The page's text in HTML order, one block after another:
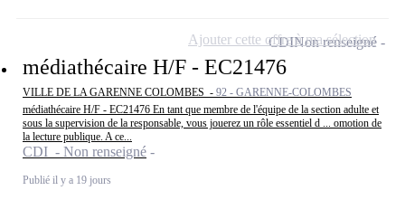
médiathécaire H/F - EC21476
VILLE DE LA GARENNE COLOMBES - 92 - GARENNE-COLOMBES
médiathécaire H/F - EC21476 En tant que membre de l'équipe de la section adulte et
sous la supervision de la responsable, vous jouerez un rôle essentiel d ... omotion de
la lecture publique. A ce...
CDI - Non renseigné
Publié il y a 19 jours
CDINon renseigné
Ajouter cette offre à ma sélection